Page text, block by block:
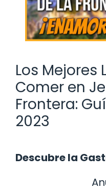
Los Mejores
Comer en
Frontera:
2023
Descubre la